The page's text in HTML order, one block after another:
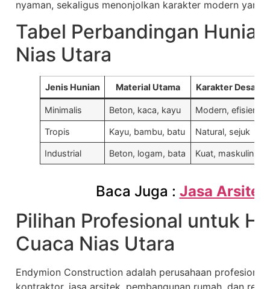
nyaman, sekaligus menonjolkan karakter modern
Tabel Perbandingan
Nias Utara
Jenis Hunian Material Utama Karakter Desain
Minimalis Beton, kaca, kayu Modern, efisien
Tropis Kayu, bambu, batu Natural, sejuk
Industrial Beton, logam, bata Kuat, maskulin
Baca Juga : Jasa
Pilihan Profesional untuk
Cuaca Nias Utara
Endymion Construction adalah perusahaan
kontraktor, jasa arsitek, pembangunan rumah, dan